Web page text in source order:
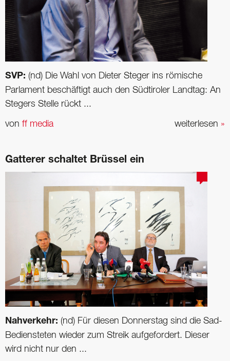
SVP: (nd) Die Wahl von Dieter Steger ins römische
Parlament beschäftigt auch den Südtiroler Landtag: An
Stegers ­Stelle rückt ...
weiterlesen »
von ff media
Gatterer schaltet Brüssel ein
Nahverkehr: (nd) Für diesen Donnerstag sind die Sad-
Bediensteten wieder zum Streik aufgefordert. Dieser
wird nicht nur den ...